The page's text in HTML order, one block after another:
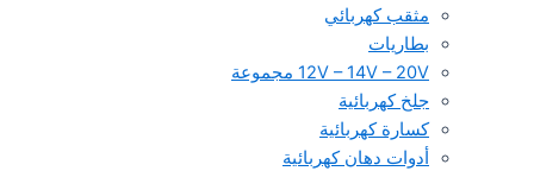
مثقب كهربائي
بطاريات
12V – 14V – 20V مجموعة
جلخ كهربائية
كسارة كهربائية
أدوات دهان كهربائية